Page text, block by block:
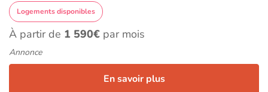
Logements disponibles
À partir de 1 590€ par mois
Annonce
En savoir plus